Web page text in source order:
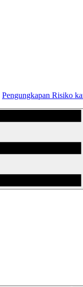
Pengungkapan Risiko